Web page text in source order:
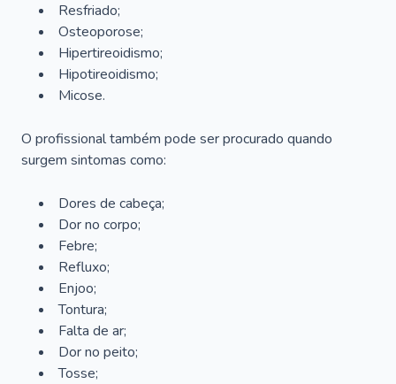
Resfriado;
Osteoporose;
Hipertireoidismo;
Hipotireoidismo;
Micose.
O profissional também pode ser procurado quando
surgem sintomas como:
Dores de cabeça;
Dor no corpo;
Febre;
Refluxo;
Enjoo;
Tontura;
Falta de ar;
Dor no peito;
Tosse;